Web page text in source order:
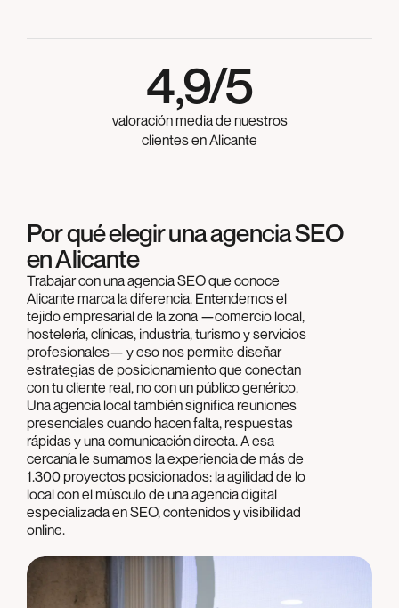
4,9/5
valoración media de nuestros
clientes en Alicante
Por qué elegir una agencia SEO
en Alicante
Trabajar con una agencia SEO que conoce
Alicante marca la diferencia. Entendemos el
tejido empresarial de la zona —comercio local,
hostelería, clínicas, industria, turismo y servicios
profesionales— y eso nos permite diseñar
estrategias de posicionamiento que conectan
con tu cliente real, no con un público genérico.
Una agencia local también significa reuniones
presenciales cuando hacen falta, respuestas
rápidas y una comunicación directa. A esa
cercanía le sumamos la experiencia de más de
1.300 proyectos posicionados: la agilidad de lo
local con el músculo de una agencia digital
especializada en SEO, contenidos y visibilidad
online.